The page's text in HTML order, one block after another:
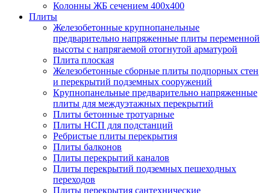
Колонны ЖБ сечением 400х400
Плиты
Железобетонные крупнопанельные
предварительно напряженные плиты переменной
высоты с напрягаемой отогнутой арматурой
Плита плоская
Железобетонные сборные плиты подпорных стен
и перекрытий подземных сооружений
Крупнопанельные предварительно напряженные
плиты для междуэтажных перекрытий
Плиты бетонные тротуарные
Плиты НСП для подстанций
Ребристые плиты перекрытия
Плиты балконов
Плиты перекрытий каналов
Плиты перекрытий подземных пешеходных
переходов
Плиты перекрытия сантехнические